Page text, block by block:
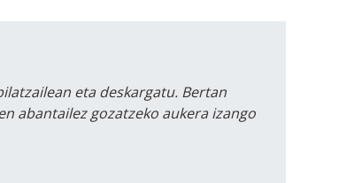
eta deskargatu. Bertan
abantailez gozatzeko aukera izango